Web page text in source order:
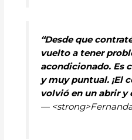
“Desde que
vuelto a tener
acondicionado. Es
y muy puntual. ¡El
volvió en un abrir y
—